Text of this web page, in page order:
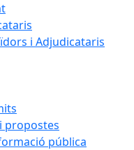
i Adjudicataris
propostes
pública